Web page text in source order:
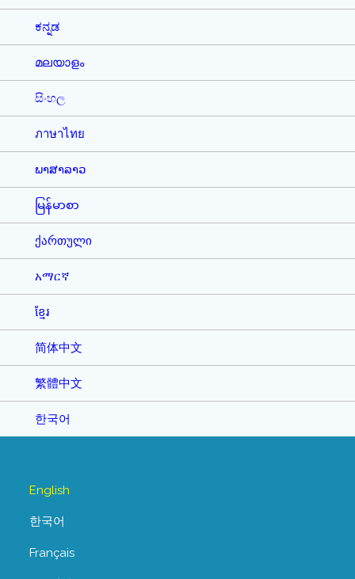
ಕನ್ನಡ
മലയാളം
සිංහල
ภาษาไทย
ພາສາລາວ
မြန်မာစာ
ქართული
አማርኛ
ខ្មែរ
简体中文
繁體中文
한국어
English
한국어
Français